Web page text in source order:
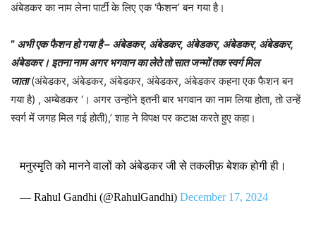
अंबेडकर का नाम लेना पार्टी के लिए एक ‘फैशन’ बन गया है।
” अभी एक फैशन हो गया है – अंबेडकर, अंबेडकर, अंबेडकर, अंबेडकर, अंबेडकर,
अंबेडकर। इतना नाम अगर भगवान का लेते तो सात जन्मों तक स्वर्ग मिल
जाता(अंबेडकर, अंबेडकर, अंबेडकर, अंबेडकर, अंबेडकर कहना एक फैशन बन
गया है) , अम्बेडकर ‘। अगर उन्होंने इतनी बार भगवान का नाम लिया होता, तो उन्हें
स्वर्ग में जगह मिल गई होती),’ शाह ने विपक्ष पर कटाक्ष करते हुए कहा।
मनुस्मृति को मानने वालों को अंबेडकर जी से तकलीफ़ बेशक होगी ही।
— Rahul Gandhi (@RahulGandhi) December 17, 2024